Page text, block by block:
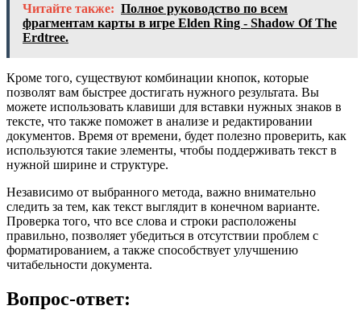
Читайте также: Полное руководство по всем
фрагментам карты в игре Elden Ring - Shadow Of The
Erdtree.
Кроме того, существуют комбинации кнопок, которые
позволят вам быстрее достигать нужного результата. Вы
можете использовать клавиши для вставки нужных знаков в
тексте, что также поможет в анализе и редактировании
документов. Время от времени, будет полезно проверить, как
используются такие элементы, чтобы поддерживать текст в
нужной ширине и структуре.
Независимо от выбранного метода, важно внимательно
следить за тем, как текст выглядит в конечном варианте.
Проверка того, что все слова и строки расположены
правильно, позволяет убедиться в отсутствии проблем с
форматированием, а также способствует улучшению
читабельности документа.
Вопрос-ответ: